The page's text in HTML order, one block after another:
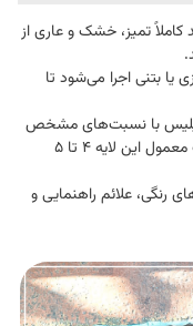
کاملاً تمیز، خشک و عاری از
بتنی اجرا می‌شود تا
با نسبت‌های مشخص
تهیه و بر روی سطح پخش می‌شود. ضخامت معمول این لایه 4 تا 5
رنگی، علائم راهنمایی و